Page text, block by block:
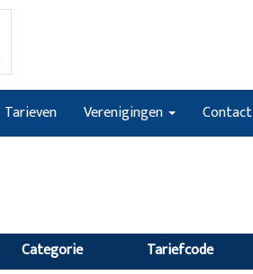
Tarieven Verenigingen Contact
Categorie Tariefcode